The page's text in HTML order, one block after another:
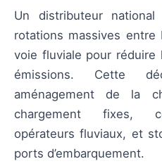
Un distributeur
rotations massives
voie fluviale pour
émissions. Cette
aménagement de la
chargement fixes,
opérateurs fluviaux, et
ports d’embarquement.